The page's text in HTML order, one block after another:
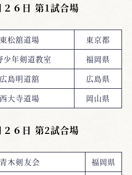
６日 第1試合場
東松舘道場
東京都
少年剣道教室 福岡県
広島明道舘
広島県
西大寺道場
岡山県
６日 第2試合場
青木剣友会
福岡県